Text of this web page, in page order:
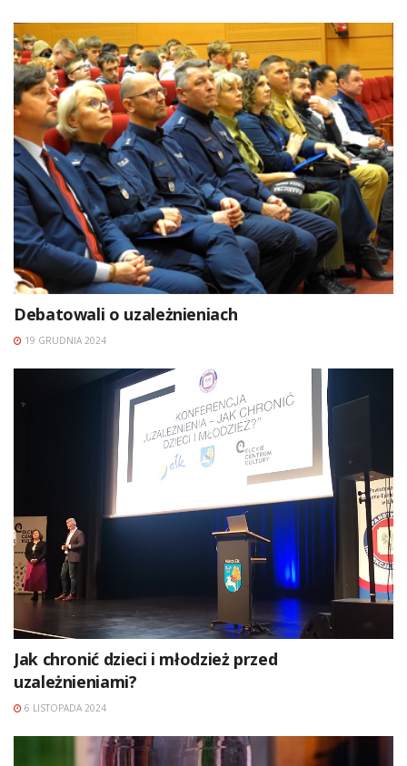
Debatowali o uzależnieniach
19 GRUDNIA 2024
Jak chronić dzieci i młodzież przed
uzależnieniami?
6 LISTOPADA 2024